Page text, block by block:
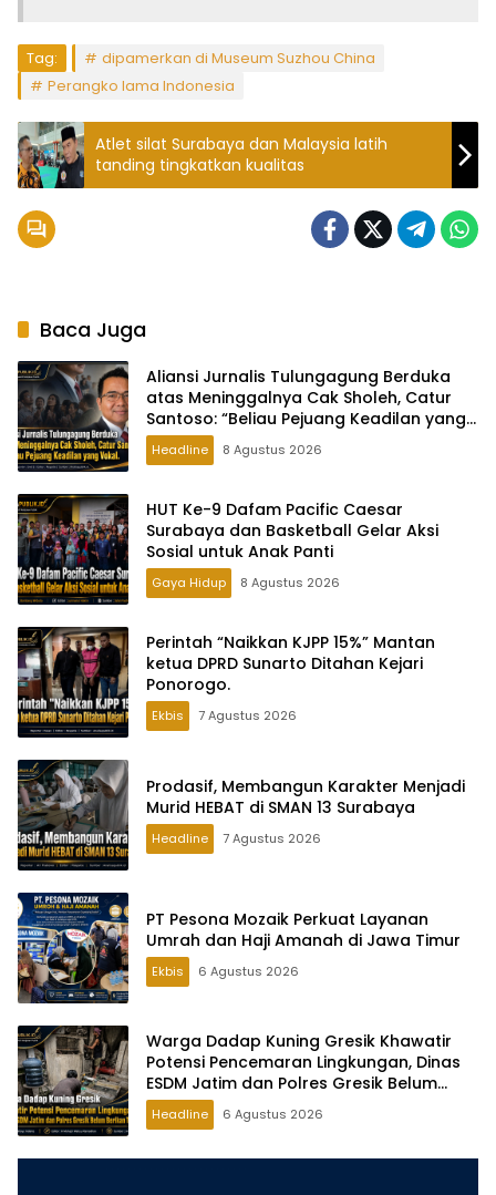
Tag:
dipamerkan di Museum Suzhou China
Perangko lama Indonesia
Atlet silat Surabaya dan Malaysia latih
tanding tingkatkan kualitas
Baca Juga
Aliansi Jurnalis Tulungagung Berduka
atas Meninggalnya Cak Sholeh, Catur
Santoso: “Beliau Pejuang Keadilan yang
Vokal
Headline 8 Agustus 2026
HUT Ke-9 Dafam Pacific Caesar
Surabaya dan Basketball Gelar Aksi
Sosial untuk Anak Panti
Gaya Hidup 8 Agustus 2026
Perintah “Naikkan KJPP 15%” Mantan
ketua DPRD Sunarto Ditahan Kejari
Ponorogo.
Ekbis 7 Agustus 2026
Prodasif, Membangun Karakter Menjadi
Murid HEBAT di SMAN 13 Surabaya
Headline 7 Agustus 2026
PT Pesona Mozaik Perkuat Layanan
Umrah dan Haji Amanah di Jawa Timur
Ekbis 6 Agustus 2026
Warga Dadap Kuning Gresik Khawatir
Potensi Pencemaran Lingkungan, Dinas
ESDM Jatim dan Polres Gresik Belum
Berikan Tanggapan
Headline 6 Agustus 2026